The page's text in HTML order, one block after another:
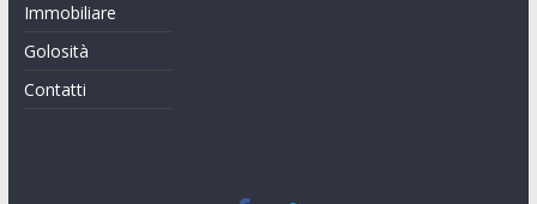
Immobiliare
Golosità
Contatti